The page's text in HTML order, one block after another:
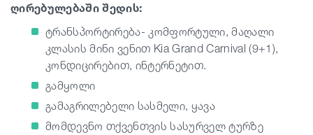
ღირებულებაში შედის:
ტრანსპორტირება- კომფორტული, მაღალი
კლასის მინი ვენით Kia Grand Carnival (9+1),
კონდიცირებით, ინტერნეტით.
გამყოლი
გამაგრილებელი სასმელი, ყავა
მომდევნო თქვენთვის სასურველ ტურზე